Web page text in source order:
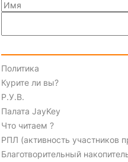
Политика
Курите ли вы?
Р.У.В.
Палата JayKey
Что читаем ?
РПЛ (активность участников
Благотворительный